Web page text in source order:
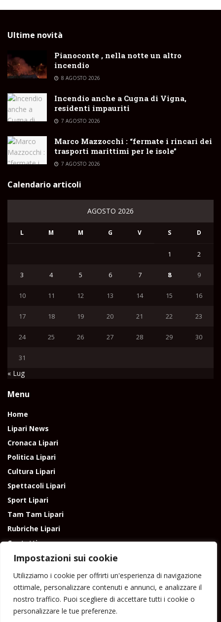
Impostazioni sui cookie
Utilizziamo i cookie per offrirti un'esperienza di navigazione
ottimale, personalizzare contenuti e annunci, e analizzare il
nostro traffico. Puoi scegliere di accettare tutti i cookie o
personalizzare le tue preferenze.
Ultime novità
Pianoconte , nella notte un altro
incendio
8 AGOSTO 2026
Incendio anche a Cugna di Vigna,
residenti impauriti
7 AGOSTO 2026
Marco Mazzocchi : “fermate i rincari dei
trasporti marittimi per le isole”
7 AGOSTO 2026
Calendario articoli
AGOSTO 2026
L M M G V S D
1 2
3 4 5 6 7 8 9
10 11 12 13 14 15 16
17 18 19 20 21 22 23
24 25 26 27 28 29 30
31
« Lug
Menu
Home
Lipari News
Cronaca Lipari
Politica Lipari
Cultura Lipari
Spettacoli Lipari
Sport Lipari
Tam Tam Lipari
Rubriche Lipari
Contatti
Direttore responsabile: Peppe Paino - Eolmedia, via Zinzolo, 20 - 980555 -
Lipari (Me) - Tel. 3924544698 e-mail: giornaledilipari@gmail.com -